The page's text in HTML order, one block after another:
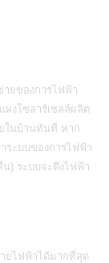
ายของการไฟฟ้า
งโซลาร์เซลล์ผลิต
ในบ้านทันที หาก
ระบบของการไฟฟ้า
) ระบบจะดึงไฟฟ้า
ยไฟฟ้าได้มากที่สุด